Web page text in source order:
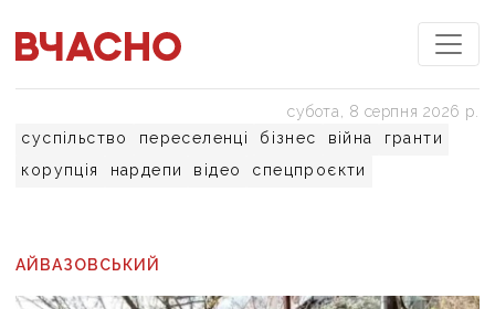
суспільство переселенці бізнес війна
гранти
корупція
нардепи відео спецпроєкти
субота, 8 серпня 2026 р.
АЙВАЗОВСЬКИЙ